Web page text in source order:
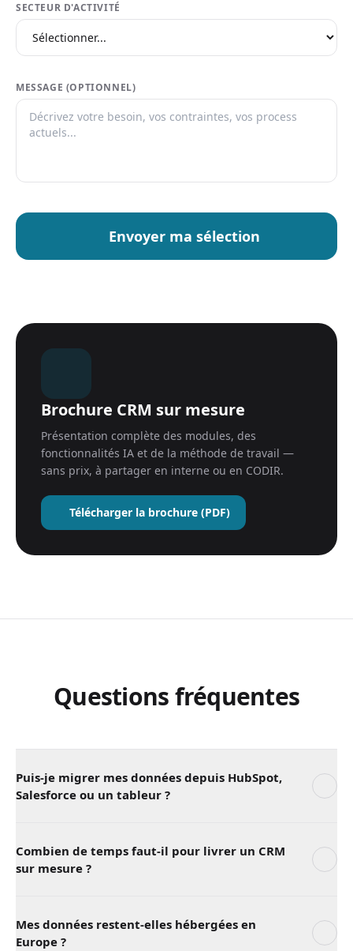
SECTEUR D'ACTIVITÉ
MESSAGE (OPTIONNEL)
Envoyer ma sélection
Brochure CRM sur mesure
Présentation complète des modules, des
fonctionnalités IA et de la méthode de travail —
sans prix, à partager en interne ou en CODIR.
Télécharger la brochure (PDF)
Questions fréquentes
Puis-je migrer mes données depuis HubSpot,
Salesforce ou un tableur ?
Combien de temps faut-il pour livrer un CRM
sur mesure ?
Mes données restent-elles hébergées en
Europe ?